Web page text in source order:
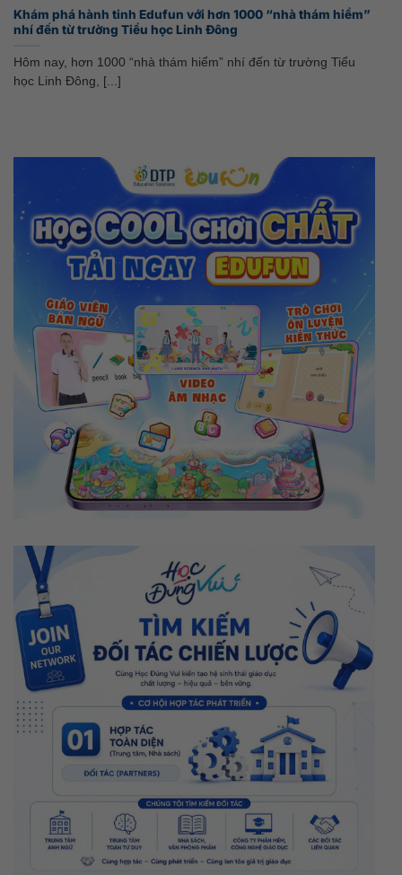
Khám phá hành tinh Edufun với hơn 1000 “nhà thám hiểm”
nhí đến từ trường Tiểu học Linh Đông
Hôm nay, hơn 1000 “nhà thám hiểm” nhí đến từ trường Tiểu
học Linh Đông, [...]